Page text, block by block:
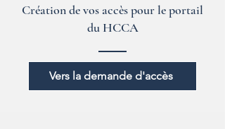
Création de vos accès pour le portail
du HCCA
Vers la demande d'accès